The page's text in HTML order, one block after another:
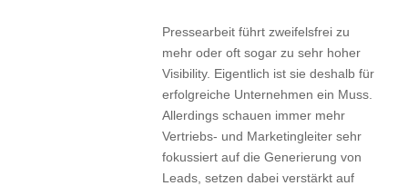
Pressearbeit führt zweifelsfrei zu
mehr oder oft sogar zu sehr hoher
Visibility. Eigentlich ist sie deshalb für
erfolgreiche Unternehmen ein Muss.
Allerdings schauen immer mehr
Vertriebs- und Marketingleiter sehr
fokussiert auf die Generierung von
Leads, setzen dabei verstärkt auf